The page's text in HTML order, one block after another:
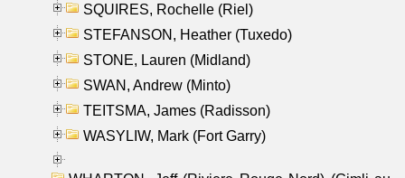
SQUIRES, Rochelle (Riel)
STEFANSON, Heather (Tuxedo)
STONE, Lauren (Midland)
SWAN, Andrew (Minto)
TEITSMA, James (Radisson)
WASYLIW, Mark (Fort Garry)